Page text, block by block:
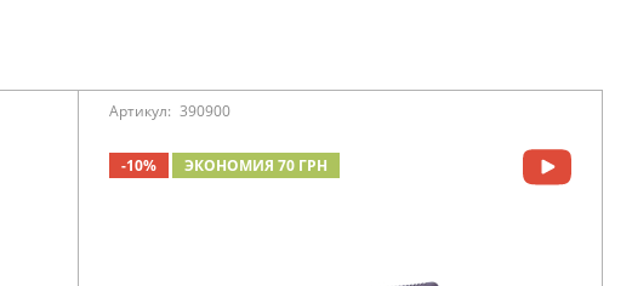
Артикул: 390900
-10% ЭКОНОМИЯ 70 ГРН